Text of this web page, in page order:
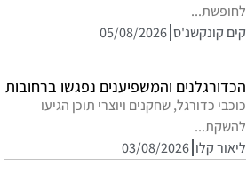
לחופשת...
קים קונקשנ'ס 05/08/2026
הכדורגלנים והמשפיענים נפגשו ברחובות
כוכבי כדורגל, שחקנים ויוצרי תוכן הגיעו
להשקת...
ליאור קלו 03/08/2026